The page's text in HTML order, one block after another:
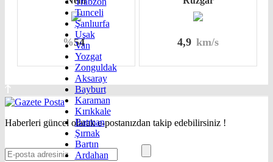
Tunceli
Şanlıurfa
Uşak
Van
Yozgat
Zonguldak
Aksaray
Bayburt
Karaman
Kırıkkale
Batman
Şırnak
Bartın
Ardahan
%54 4,9 km/s
Haberleri güncel olarak e-postanızdan takip edebilirsiniz !